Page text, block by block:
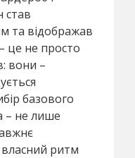
став
та відображав
це не просто
вони –
базового
– не лише
власний ритм